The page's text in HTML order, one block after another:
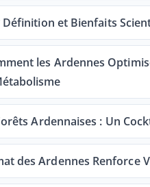
Définition et Bienfaits
les Ardennes
Ardennaises : Un
des Ardennes Renforce